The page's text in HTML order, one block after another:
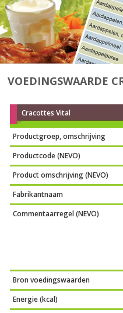
VOEDINGSWAARDE
Cracottes Vital
Productgroep, omschrijving
Productcode (NEVO)
Product omschrijving (NEVO)
Fabrikantnaam
Commentaarregel (NEVO)
Bron voedingswaarden
Energie (kcal)